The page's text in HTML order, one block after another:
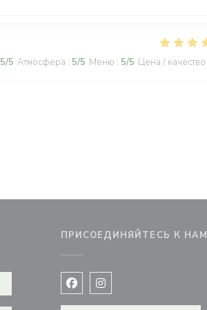
5/5 Атмосфера : 5/5 Меню : 5/5 Цена / качество
ПРИСОЕДИНЯЙТЕСЬ К НАМ
Facebook ((открывается в
Instagram